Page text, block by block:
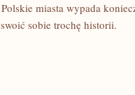
miasta wypada
sobie trochę historii.